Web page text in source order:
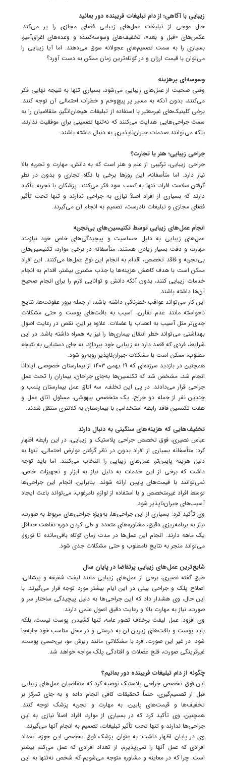
زیبایی با آگاهی؛ از دام تبلیغات فریبنده دور بمانید
حال موجی از تبلیغات عمل‌های زیبایی فضای مجازی را پر می‌کند.
عکس‌های «قبل و بعد»، تخفیف‌های وسوسه‌کننده و وعده‌های اغراق‌آمیز،
بسیاری را به سمت تصمیم‌های عجولانه سوق می‌دهند. اما آیا زیبایی را
می‌توان با قیمت ارزان و در کوتاه‌ترین زمان ممکن به دست آورد؟
وسوسه‌ای پرهزینه
وقتی صحبت از عمل‌های زیبایی می‌شود، بسیاری تنها به نتیجه نهایی فکر
می‌کنند، بدون آنکه به مسیر پر پیچ‌وخم و خطرات احتمالی آن توجه کنند.
برخی کلینیک‌های غیرمعتبر با استفاده از تبلیغات هیجان‌انگیز، متقاضیان را به
سمت جراحی‌هایی هدایت می‌کنند که نه‌تنها تضمینی برای موفقیت ندارند،
بلکه می‌توانند صدمات جبران‌ناپذیری به دنبال داشته باشند.
جراحی زیبایی؛ هنر یا تجارت؟
جراحی زیبایی، ترکیبی از علم و هنر است که به دانش، مهارت و تجربه بالا
نیاز دارد. اما متأسفانه، این روزها برخی با نگاه تجاری و بدون در نظر
گرفتن سلامت افراد، تنها به کسب سود فکر می‌کنند. پزشکان با تجربه تأکید
دارند که بسیاری از افراد اصلاً نیازی به جراحی ندارند و تنها تحت تأثیر
فضای مجازی و تبلیغات نادرست، تصمیم به انجام آن می‌گیرند.
انجام عمل‌های زیبایی توسط تکنیسین‌های بی‌تجربه
عمل‌های زیبایی به دلیل حساسیت و پیچیدگی‌های خاص خود نیازمند
مهارت و دقت بسیار زیادی هستند. متأسفانه در برخی موارد، تکنیسین‌های
بی‌تجربه و فاقد تخصص، اقدام به انجام این نوع عمل‌ها می‌کنند. این افراد
ممکن است با هدف کاهش هزینه‌ها یا جذب مشتری بیشتر، اقدام به انجام
خدمات زیبایی کنند، بدون آنکه دانش و توانایی لازم را برای انجام صحیح
آن‌ها داشته باشند.
این کار می‌تواند عواقب خطرناکی داشته باشد، از جمله بروز عفونت‌ها، نتایج
ناخواسته مانند عدم تقارن، آسیب به بافت‌های پوست و حتی مشکلات
جدی‌تر مثل آسیب به اعصاب یا عضلات. علاوه بر این، نقص در رعایت اصول
بهداشتی می‌تواند خطر انتقال بیماری‌ها را نیز به همراه داشته باشد. در این
شرایط، فردی که قصد دارد به زیبایی خود بپردازد، به جای دستیابی به نتیجه
مطلوب، ممکن است با مشکلات جبران‌ناپذیر روبه‌رو شود.
همچنین در بازدید سرزده‌ای که ۱۹ بهمن ۱۴۰۳ از بیمارستان خصوصی آپادانا
انجام شد، مشخص شد که تکنسین‌ها به‌جای جراحان، بیماران را تحت عمل
جراحی قرار می‌دادند. در پی این تخلف، سه اتاق عمل بیمارستان پلمب و
چندین نفر از جمله دو جراح، یک متخصص بیهوشی، مسئول اتاق عمل و
هفت تکنسین فاقد رابطه استخدامی با بیمارستان به کلانتری منتقل شدند.
تخفیف‌هایی که هزینه‌های سنگینی به دنبال دارند
عباس نصیری، فوق تخصص جراحی پلاستیک و زیبایی، در این رابطه اظهار
کرد: متأسفانه بسیاری از افراد بدون در نظر گرفتن عوارض احتمالی، تنها به
دلیل هزینه پایین‌تر، عمل‌های زیبایی را انتخاب می‌کنند. اما باید توجه
داشت که برخی از این خدمات به دلیل نیاز به ابزار و تجهیزات خاص،
نمی‌توانند با قیمت‌های پایین ارائه شوند. بنابراین، انجام این جراحی‌ها
توسط افراد غیرمتخصص و با استفاده از لوازم نامرغوب، می‌تواند باعث ایجاد
آسیب‌های جبران‌ناپذیر شود.
وی تأکید کرد: بسیاری از این جراحی‌ها، به‌ویژه جراحی‌های مربوط به صورت،
نیاز به برنامه‌ریزی دقیق، مشاوره‌های متعدد و طی کردن دوره نقاهت حداقل
یک ماهه دارند. انجام این عمل‌ها در مدت زمان کوتاه باقی‌مانده تا نوروز،
می‌تواند منجر به نتایج نامطلوب و حتی مشکلات جدی شود.
شایع‌ترین عمل‌های زیبایی پرتقاضا در پایان سال
طبق گفته نصیری، برخی از عمل‌های زیبایی مانند لیفت شقیقه و پیشانی،
اصلاح پلک و جراحی بینی در این ایام بیشتر مورد توجه قرار می‌گیرند. با
این حال، وی هشدار داد که این جراحی‌ها به دلیل پیچیدگی ساختار سر و
صورت، نیاز به مهارت بالا و رعایت دقیق اصول علمی دارند.
وی افزود: عمل لیفت برخلاف تصور عامه، تنها کشیدن پوست نیست، بلکه
باید پوست و بافت‌های زیرین آن به درستی و در محل مناسب خود جابه‌جا
شود. در غیر این صورت، فرد با مشکلاتی مانند ریزش مو، بی‌حسی پوست،
غیرقرینگی صورت، فلج عضلات و افتادگی پلک مواجه خواهد شد.
چگونه از دام تبلیغات فریبنده دور بمانیم؟
این فوق تخصص جراحی پلاستیک توصیه کرد که متقاضیان عمل‌های زیبایی
قبل از تصمیم‌گیری، حتماً تحقیقات کافی انجام داده و به جای تمرکز بر
تخفیف‌ها و قیمت‌های پایین، به مهارت و تجربه پزشک توجه کنند.
همچنین، وی تأکید کرد که در بسیاری از موارد، افراد اصلاً نیازی به این
جراحی‌ها ندارند و تنها تحت تأثیر تبلیغات، تصمیم به انجام آنها می‌گیرند.
وی در پایان اظهار داشت: به عنوان پزشک فوق تخصص این حوزه، تعداد
افرادی که عمل آنها را نمی‌پذیرم، از تعداد افرادی که عمل می‌کنم بیشتر
است. چرا که در معاینه و مشاوره متوجه می‌شویم که شخص نه‌تنها به این